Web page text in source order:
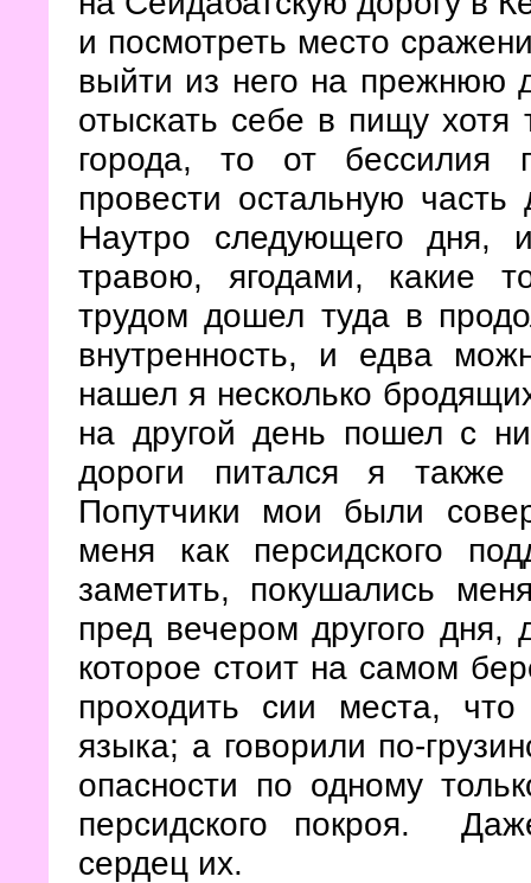
и посмотреть место
выйти из него на прежнюю
отыскать себе в пищу хотя
города, то от бессилия
провести остальную
Наутро следующего дня,
травою, ягодами, какие
трудом дошел туда в
внутренность, и едва
нашел я несколько
на другой день пошел с
дороги питался я также
Попутчики мои были
меня как персидского
заметить, покушались
пред вечером другого
которое стоит на самом
проходить сии места,
языка; а говорили по-
опасности по одному
персидского покроя.
сердец их.